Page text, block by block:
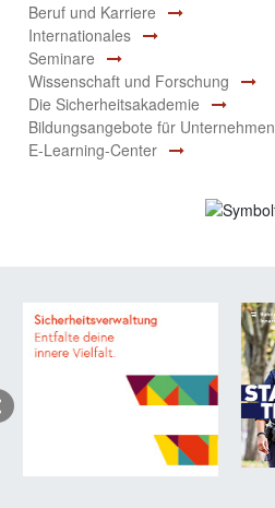
Beruf und Karriere
Internationales
Seminare
Wissenschaft und Forschung
Die Sicherheitsakademie
Bildungsangebote für Unternehmen
E-Learning-Center